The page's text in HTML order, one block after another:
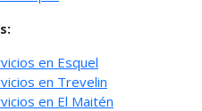
en Esquel
en Trevelin
en El Maitén